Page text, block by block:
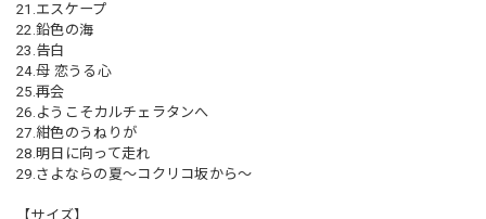
21.エスケープ
22.鉛色の海
23.告白
24.母 恋うる心
25.再会
26.ようこそカルチェラタンへ
27.紺色のうねりが
28.明日に向って走れ
29.さよならの夏～コクリコ坂から～
【サイズ】